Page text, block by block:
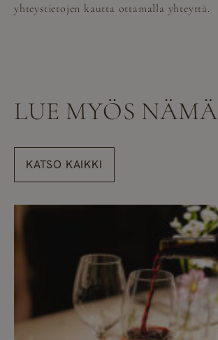
yhteystietojen kautta ottamalla yhteyttä.
LUE MYÖS NÄMÄ
KATSO KAIKKI